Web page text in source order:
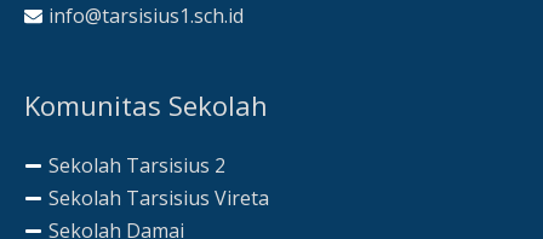
info@tarsisius1.sch.id
Komunitas Sekolah
Sekolah Tarsisius 2
Sekolah Tarsisius Vireta
Sekolah Damai